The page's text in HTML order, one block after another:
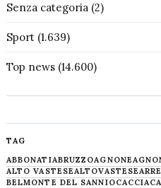
Senza categoria(2)
Sport(1.639)
Top news(14.600)
TAG
ABBONATIABRUZZOAGNONE
ALTO VASTESEALTOVASTESE
BELMONTE DEL SANNIOCACCIA